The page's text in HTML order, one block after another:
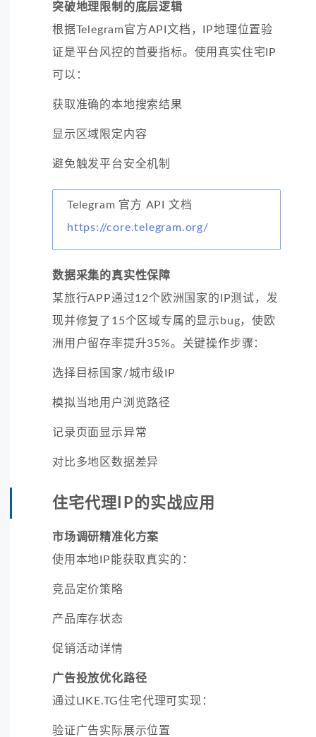
突破地理限制的底层逻辑
根据Telegram官方API文档，IP地理位置验
证是平台风控的首要指标。使用真实住宅IP
可以：
获取准确的本地搜索结果
显示区域限定内容
避免触发平台安全机制
Telegram 官方 API 文档
https://core.telegram.org/
数据采集的真实性保障
某旅行APP通过12个欧洲国家的IP测试，发
现并修复了15个区域专属的显示bug，使欧
洲用户留存率提升35%。关键操作步骤：
选择目标国家/城市级IP
模拟当地用户浏览路径
记录页面显示异常
对比多地区数据差异
住宅代理IP的实战应用
市场调研精准化方案
使用本地IP能获取真实的：
竞品定价策略
产品库存状态
促销活动详情
广告投放优化路径
通过LIKE.TG住宅代理可实现：
验证广告实际展示位置